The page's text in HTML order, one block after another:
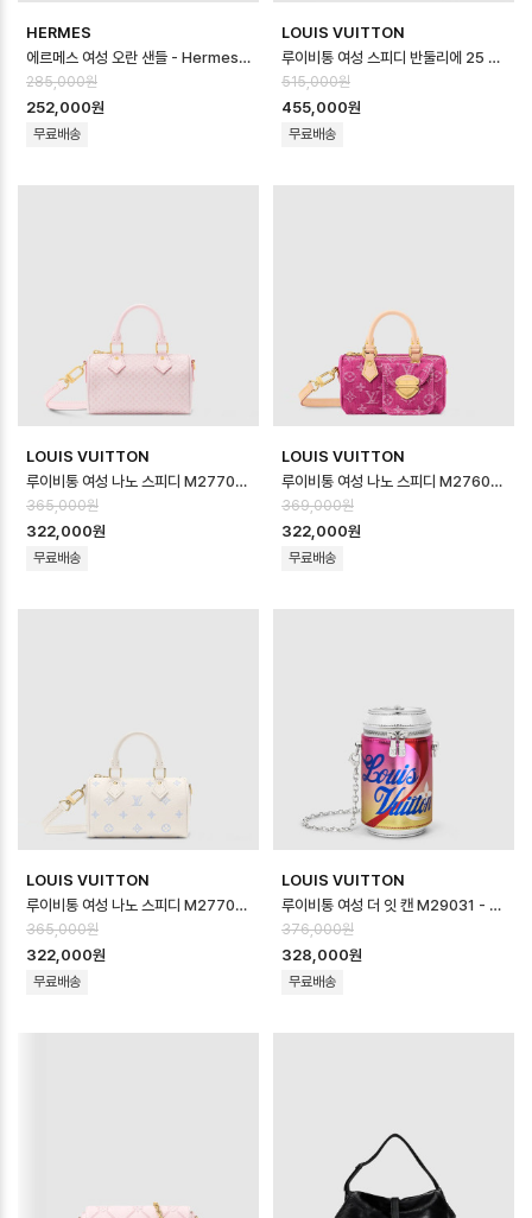
HERMES
에르메스 여성 오란 샌들 - Hermes Womens Oran Sandal - hes146…
285,000원
252,000원
무료배송
LOUIS VUITTON
루이비통 여성 스피디 반둘리에 25 소프트 LV 크래프티 M2A038 - Louis vui…
515,000원
455,000원
무료배송
LOUIS VUITTON
루이비통 여성 나노 스피디 M27702 - Louis vuitton Womens Nano …
365,000원
322,000원
무료배송
LOUIS VUITTON
루이비통 여성 나노 스피디 M27603 - Louis vuitton Womens Nano …
369,000원
322,000원
무료배송
LOUIS VUITTON
루이비통 여성 나노 스피디 M27702 - Louis vuitton Womens Nano …
365,000원
322,000원
무료배송
LOUIS VUITTON
루이비통 여성 더 잇 캔 M29031 - Louis vuitton Womens The It…
376,000원
328,000원
무료배송